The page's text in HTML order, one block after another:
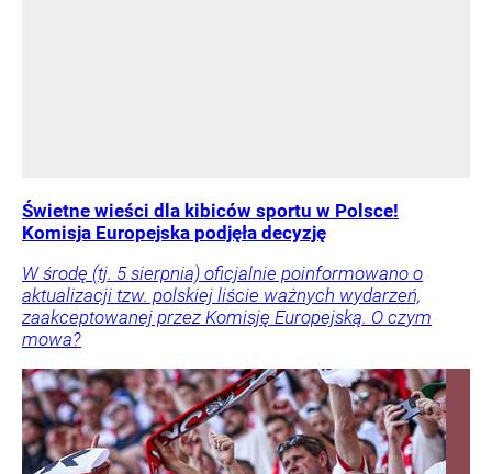
Świetne wieści dla kibiców sportu w Polsce!
Komisja Europejska podjęła decyzję
W środę (tj. 5 sierpnia) oficjalnie poinformowano o
aktualizacji tzw. polskiej liście ważnych wydarzeń,
zaakceptowanej przez Komisję Europejską. O czym
mowa?